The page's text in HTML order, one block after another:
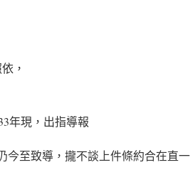
，
年現，出指導報
今至致導，攏不談上件條約合在直